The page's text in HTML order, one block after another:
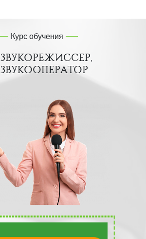
Курс обучения
ЗВУКОРЕЖИССЕР,
ЗВУКООПЕРАТОР